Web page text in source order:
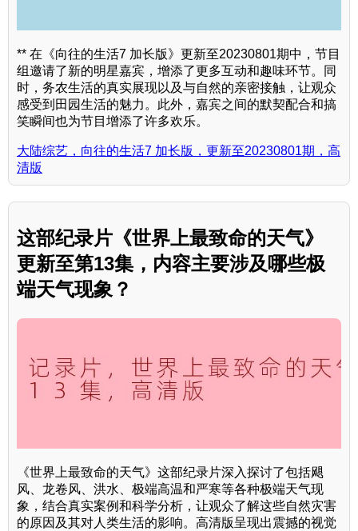
** 在《向往的生活7 加长版》更新至20230801期中，节目
组邀请了新的明星嘉宾，增添了更多互动和趣味环节。同
时，务农生活的真实展现以及与自然的亲密接触，让观众
感受到田园生活的魅力。此外，嘉宾之间的默契配合和搞
笑瞬间也为节目增添了许多欢乐。
大陆综艺，向往的生活7 加长版，更新至20230801期，高
清版
这部纪录片《世界上最致命的天气》
更新至第13集，内容主要涉及哪些极
端天气现象？
《世界上最致命的天气》这部纪录片深入探讨了包括飓
风、龙卷风、洪水、极端高温和严寒等各种极端天气现
象，结合真实案例和科学分析，让观众了解这些自然灾害
的原因及其对人类生活的影响。高清版呈现出震撼的视觉